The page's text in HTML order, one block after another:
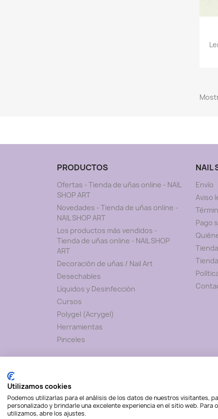
PRODUCTOS
Ofertas - Tienda de uñas online - NAIL
SHOP ART
Novedades - Tienda de uñas online -
NAIL SHOP ART
Los productos más vendidos -
Tienda de uñas online - NAIL SHOP
ART
Decoración de uñas / Nail Art
Desechables
Líquidos y Desinfección
Cursos
Polygel (Acrygel)
Herramientas
Pinceles
NAIL
Envío
Aviso
Pago
Utilizamos cookies
Podemos utilizarlas para el análisis de los datos de nuestros visitantes,
personalizado y brindarle una excelente experiencia en el sitio web. Para
utilizamos, abre los ajustes.